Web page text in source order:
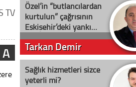
TV
A
Özel’in “butlancılardan
kurtulun” çağrısının
Eskişehir’deki yankı…
Tarkan Demir
Sağlık hizmetleri sizce
yeterli mi?